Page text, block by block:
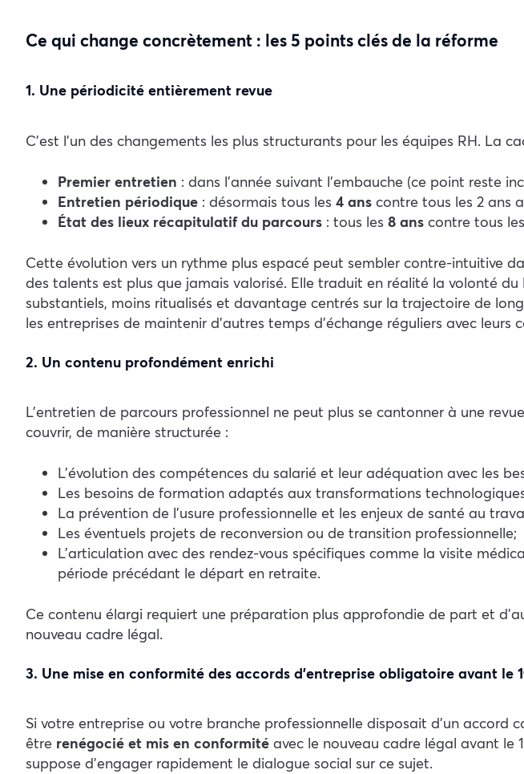
Ce qui change concrètement : les 5 points clés de la réforme
1. Une périodicité entièrement revue
C’est l’un des changements les plus structurants pour les équipes RH. La
Premier entretien : dans l’année suivant l’embauche (ce point reste
Entretien périodique : désormais tous les 4 ans contre tous les 2 ans
État des lieux récapitulatif du parcours : tous les 8 ans contre tous
Cette évolution vers un rythme plus espacé peut sembler contre-intuitive
des talents est plus que jamais valorisé. Elle traduit en réalité la volonté du
substantiels, moins ritualisés et davantage centrés sur la trajectoire de
les entreprises de maintenir d’autres temps d’échange réguliers avec leurs
2. Un contenu profondément enrichi
L’entretien de parcours professionnel ne peut plus se cantonner à une
couvrir, de manière structurée :
L’évolution des compétences du salarié et leur adéquation avec les
Les besoins de formation adaptés aux transformations
La prévention de l’usure professionnelle et les enjeux de santé au
Les éventuels projets de reconversion ou de transition professionnelle;
L’articulation avec des rendez-vous spécifiques comme la visite
période précédant le départ en retraite.
Ce contenu élargi requiert une préparation plus approfondie de part et
nouveau cadre légal.
3. Une mise en conformité des accords d’entreprise obligatoire avant le
Si votre entreprise ou votre branche professionnelle disposait d’un accord
être renégocié et mis en conformité avec le nouveau cadre légal avant le
suppose d’engager rapidement le dialogue social sur ce sujet.